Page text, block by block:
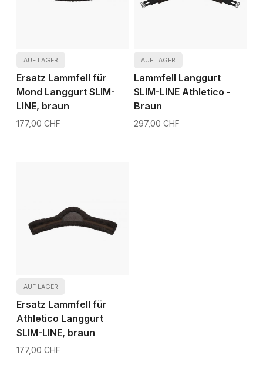
AUF LAGER
Ersatz Lammfell für
Mond Langgurt SLIM-
LINE, braun
177,00 CHF
AUF LAGER
Lammfell Langgurt
SLIM-LINE Athletico -
Braun
297,00 CHF
AUF LAGER
Ersatz Lammfell für
Athletico Langgurt
SLIM-LINE, braun
177,00 CHF